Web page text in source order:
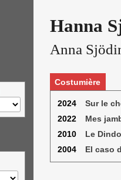
Hanna
Anna
Costumière
2024 Sur le
2022
Mes
2010
Le
2004
El caso